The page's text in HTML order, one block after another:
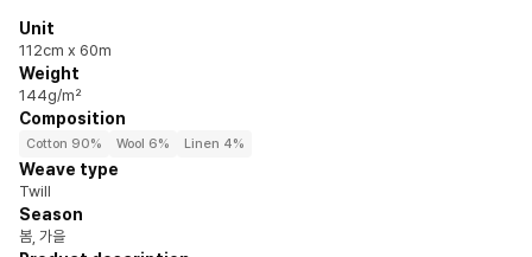
Unit
112cm x 60m
Weight
144g/m²
Composition
Cotton 90% Wool 6% Linen 4%
Weave type
Twill
Season
봄, 가을